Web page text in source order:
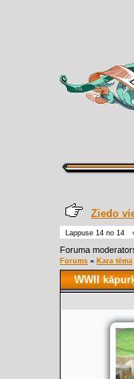
Ziedo
Lappuse 14 no 14
Foruma
Forums » Kara tēma
WWII